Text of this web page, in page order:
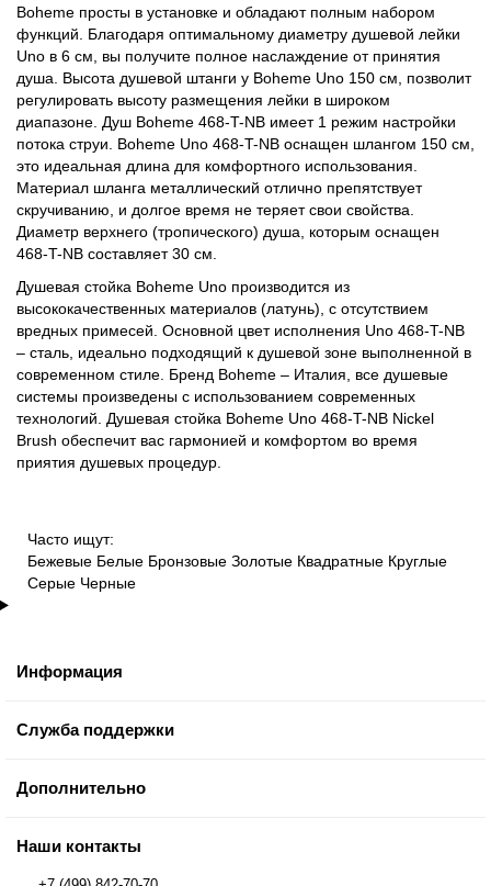
Boheme просты в установке и обладают полным набором
функций. Благодаря оптимальному диаметру душевой лейки
Uno в 6 см, вы получите полное наслаждение от принятия
душа. Высота душевой штанги у Boheme Uno 150 см, позволит
регулировать высоту размещения лейки в широком
диапазоне. Душ Boheme 468-T-NB имеет 1 режим настройки
потока струи. Boheme Uno 468-T-NB оснащен шлангом 150 см,
это идеальная длина для комфортного использования.
Материал шланга металлический отлично препятствует
скручиванию, и долгое время не теряет свои свойства.
Диаметр верхнего (тропического) душа, которым оснащен
468-T-NB составляет 30 см.
Душевая стойка Boheme Uno производится из
высококачественных материалов (латунь), с отсутствием
вредных примесей. Основной цвет исполнения Uno 468-T-NB
– сталь, идеально подходящий к душевой зоне выполненной в
современном стиле. Бренд Boheme – Италия, все душевые
системы произведены с использованием современных
технологий. Душевая стойка Boheme Uno 468-T-NB Nickel
Brush обеспечит вас гармонией и комфортом во время
приятия душевых процедур.
Часто ищут:
Бежевые Белые Бронзовые Золотые Квадратные Круглые
Серые Черные
Информация
Служба поддержки
Дополнительно
Наши контакты